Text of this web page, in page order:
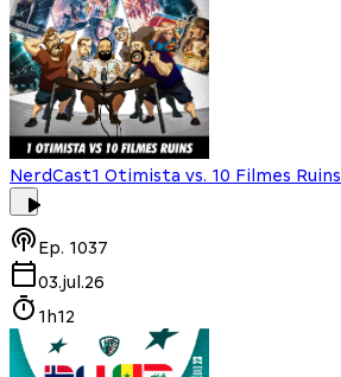
NerdCast1 Otimista vs. 10 Filmes Ruins
Ep. 1037
03.jul.26
1h12